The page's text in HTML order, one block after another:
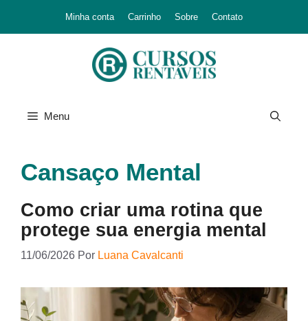
Minha conta Carrinho Sobre Contato
Menu
Cansaço Mental
Como criar uma rotina que
protege sua energia mental
11/06/2026 Por Luana Cavalcanti